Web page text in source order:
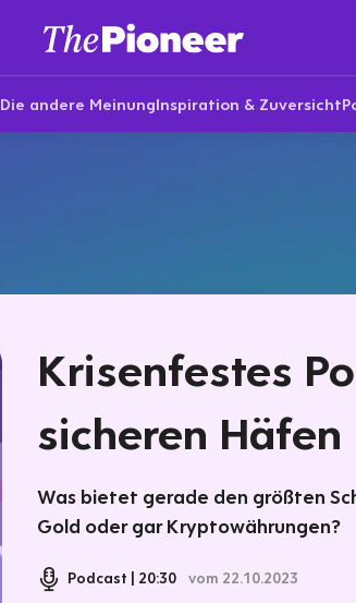
Die andere MeinungInspiration & Zuversicht
Krisenfestes
sicheren Häfen
Was bietet gerade den größten
Gold oder gar Kryptowährungen?
Podcast 20:30 vom 22.10.2023